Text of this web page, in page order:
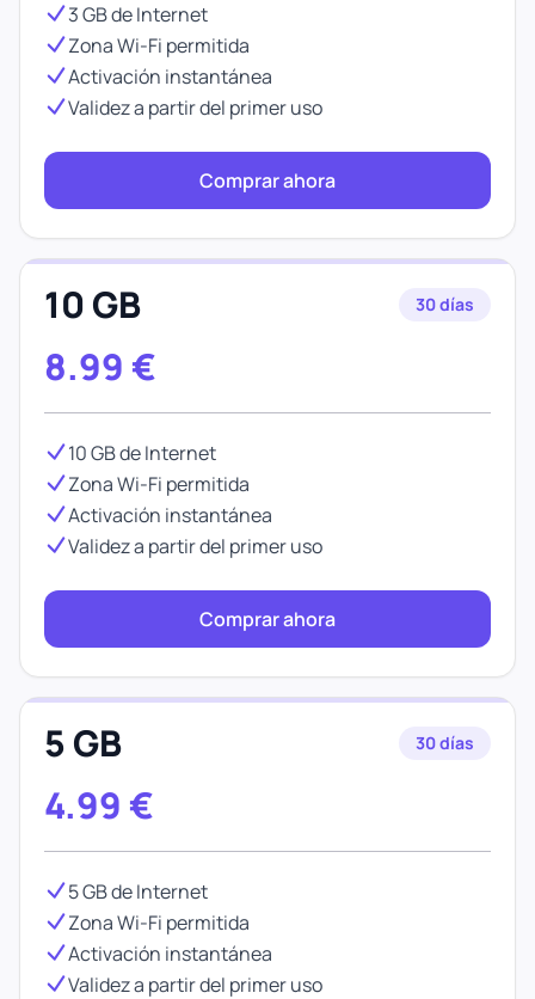
3 GB de Internet
Zona Wi-Fi permitida
Activación instantánea
Validez a partir del primer uso
Comprar ahora
10 GB 30 días
8.99 €
10 GB de Internet
Zona Wi-Fi permitida
Activación instantánea
Validez a partir del primer uso
Comprar ahora
5 GB 30 días
4.99 €
5 GB de Internet
Zona Wi-Fi permitida
Activación instantánea
Validez a partir del primer uso